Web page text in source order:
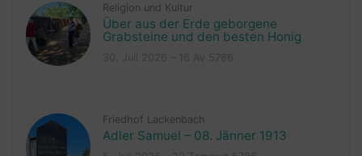
Religion und Kultur
Über aus der Erde geborgene
Grabsteine und den besten Honig
Friedhof Lackenbach
Adler Samuel – 08. Jänner 1913